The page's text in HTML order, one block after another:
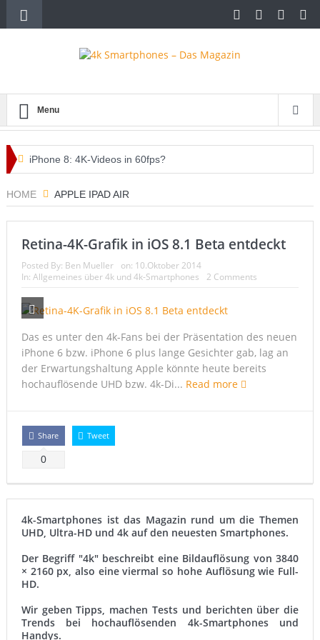
Menu
iPhone 8: 4K-Videos in 60fps?
whatsappcash – das brandneue Mobile Advertising System
Handytarife – ein paar Tipps zum richtigen Tarif
iPhone 6s oder 7 mit 4k-Display oder Verkaufsstopp?
Samsung Galaxy S6 edge vs. Apple Watch Edition – Gold
Xperia Z5: Konzept zeigt ultradünnes 4K-Phablet
Samsung: Galaxy Note 5 mit 4k-Display?
HOME APPLE IPAD AIR
Retina-4K-Grafik in iOS 8.1 Beta entdeckt
Posted By: Ben Mueller on: 10.Oktober 2014
In: Allgemeines über 4k und 4k-Smartphones 2 Comments
Das es unter den 4k-Fans bei der Präsentation des neuen
iPhone 6 bzw. iPhone 6 plus lange Gesichter gab, lag an
der Erwartungshaltung Apple könnte heute bereits
hochauflösende UHD bzw. 4k-Di... Read more
Share
0
Tweet
4k-Smartphones ist das Magazin rund um die Themen
UHD, Ultra-HD und 4k auf den neuesten Smartphones.
Der Begriff "4k" beschreibt eine Bildauflösung von 3840
× 2160 px, also eine viermal so hohe Auflösung wie Full-
HD.
Wir geben Tipps, machen Tests und berichten über die
Trends bei hochauflösenden 4k-Smartphones und
Handys.